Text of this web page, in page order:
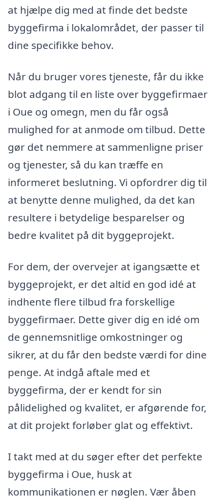
at hjælpe dig med at finde det bedste
byggefirma i lokalområdet, der passer til
dine specifikke behov.
Når du bruger vores tjeneste, får du ikke
blot adgang til en liste over byggefirmaer
i Oue og omegn, men du får også
mulighed for at anmode om tilbud. Dette
gør det nemmere at sammenligne priser
og tjenester, så du kan træffe en
informeret beslutning. Vi opfordrer dig til
at benytte denne mulighed, da det kan
resultere i betydelige besparelser og
bedre kvalitet på dit byggeprojekt.
For dem, der overvejer at igangsætte et
byggeprojekt, er det altid en god idé at
indhente flere tilbud fra forskellige
byggefirmaer. Dette giver dig en idé om
de gennemsnitlige omkostninger og
sikrer, at du får den bedste værdi for dine
penge. At indgå aftale med et
byggefirma, der er kendt for sin
pålidelighed og kvalitet, er afgørende for,
at dit projekt forløber glat og effektivt.
I takt med at du søger efter det perfekte
byggefirma i Oue, husk at
kommunikationen er nøglen. Vær åben